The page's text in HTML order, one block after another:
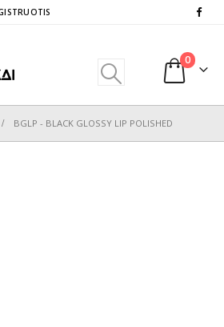
0
BGLP - BLACK GLOSSY LIP POLISHED